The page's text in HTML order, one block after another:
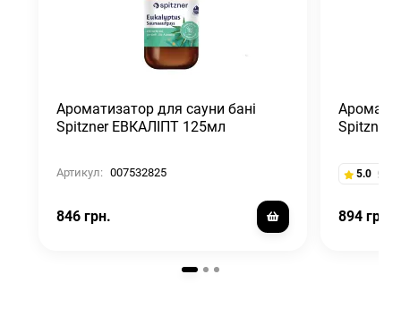
Ароматизатор для сауни бані
Spitzner ЕВКАЛІПТ 125мл
Артикул: 007532825
846 грн.
Spitzner
5.0
894 грн.